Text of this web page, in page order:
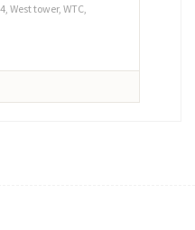
West tower, WTC,